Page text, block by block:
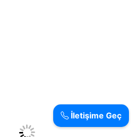
İletişime Geç